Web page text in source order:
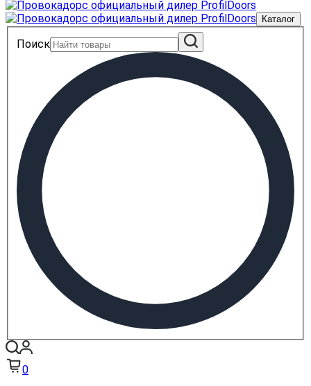
Каталог
Поиск
0